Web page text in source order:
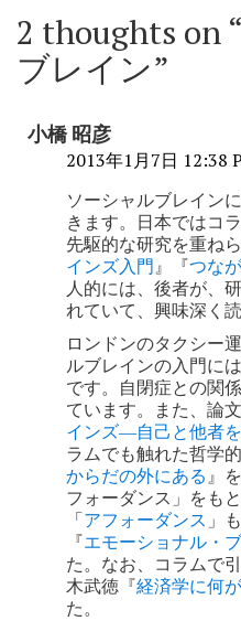
ナ
ビ
ゲ
ー
2 thoughts on “
ブレイン”
小橋 昭彦
2013年1月7日 12:38
ソーシャルブレイン
きます。日本ではコ
先駆的な研究を重ね
インズ入門』『つな
人的には、後者が、
れていて、興味深く読
ロンドンのタクシー
ルブレインの入門に
です。自閉症との関
ています。また、論
インズ―自己と他者
ラムでも触れた哲学
からだの外にある』
フォーダンス」をも
「アフォーダンス 」
『エモーショナル・
た。なお、コラムで
木武徳『経済学に何
た。